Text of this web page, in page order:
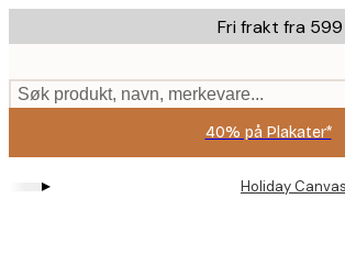
to
content.
Fri frakt fra
Søk produkt, navn, merkevare...
40% på Plakater*
▸ Holiday Canvas